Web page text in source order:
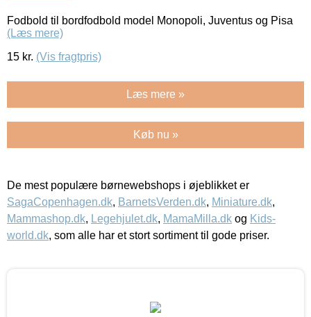
Fodbold til bordfodbold model Monopoli, Juventus og Pisa
(Læs mere)
15 kr. (Vis fragtpris)
Læs mere »
Køb nu »
De mest populære børnewebshops i øjeblikket er
SagaCopenhagen.dk, BarnetsVerden.dk, Miniature.dk,
Mammashop.dk, Legehjulet.dk, MamaMilla.dk og Kids-
world.dk, som alle har et stort sortiment til gode priser.